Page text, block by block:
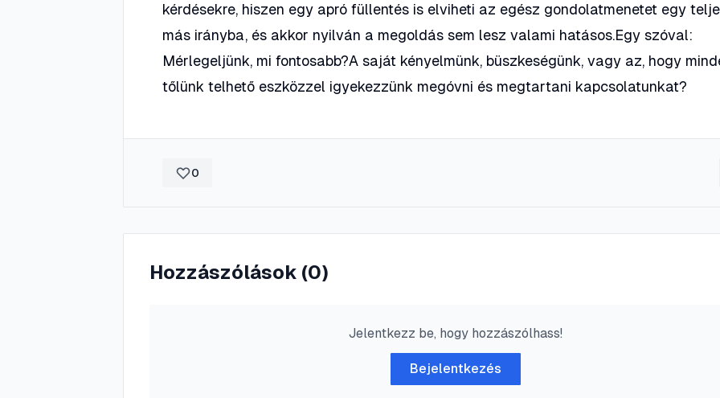
kérdésekre, hiszen egy apró füllentés is elviheti az egész gondolatmenetet egy
más irányba, és akkor nyilván a megoldás sem lesz valami hatásos.Egy szóval:
Mérlegeljünk, mi fontosabb?A saját kényelmünk, büszkeségünk, vagy az, hogy
tőlünk telhető eszközzel igyekezzünk megóvni és megtartani kapcsolatunkat?
0
Hozzászólások (0)
Jelentkezz be, hogy hozzászólhass!
Bejelentkezés